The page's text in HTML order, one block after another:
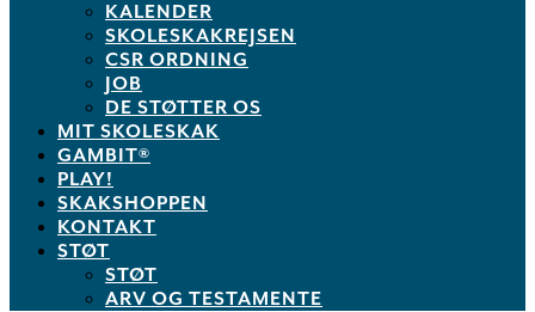
KALENDER
SKOLESKAKREJSEN
CSR ORDNING
JOB
DE STØTTER OS
MIT SKOLESKAK
GAMBIT®
PLAY!
SKAKSHOPPEN
KONTAKT
STØT
STØT
ARV OG TESTAMENTE